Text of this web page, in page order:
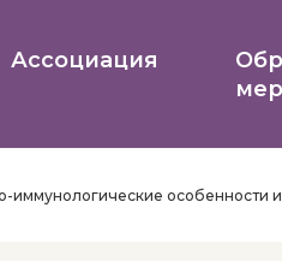
Ассоциация
иммунологические особенности